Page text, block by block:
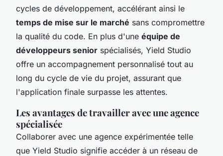
cycles de développement, accélérant ainsi le
temps de mise sur le marché sans compromettre
la qualité du code. En plus d'une équipe de
développeurs senior spécialisés, Yield Studio
offre un accompagnement personnalisé tout au
long du cycle de vie du projet, assurant que
l'application finale surpasse les attentes.
Les avantages de travailler avec une agence
spécialisée
Collaborer avec une agence expérimentée telle
que Yield Studio signifie accéder à un réseau de